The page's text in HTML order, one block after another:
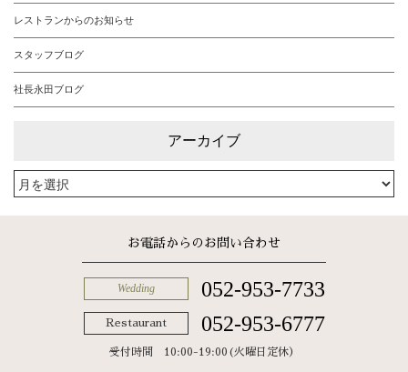
レストランからのお知らせ
スタッフブログ
社長永田ブログ
アーカイブ
お電話からのお問い合わせ
Wedding 052-953-7733
Restaurant 052-953-6777
受付時間 10:00-19:00(火曜日定休）